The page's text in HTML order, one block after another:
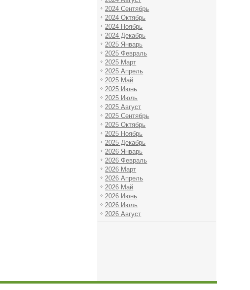
2024 Сентябрь
2024 Октябрь
2024 Ноябрь
2024 Декабрь
2025 Январь
2025 Февраль
2025 Март
2025 Апрель
2025 Май
2025 Июнь
2025 Июль
2025 Август
2025 Сентябрь
2025 Октябрь
2025 Ноябрь
2025 Декабрь
2026 Январь
2026 Февраль
2026 Март
2026 Апрель
2026 Май
2026 Июнь
2026 Июль
2026 Август